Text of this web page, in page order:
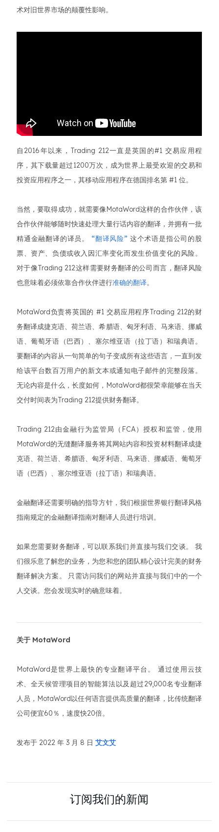
术对旧世界市场的颠覆性影响。
自2016年以来，Trading 212一直是英国的#1 交易应用程
序，其下载量超过1200万次，成为世界上最受欢迎的交易和
投资应用程序之一，其移动应用程序在德国排名第 #1 位。
当然，要取得成功，就需要像MotaWord这样的合作伙伴，该
合作伙伴能够随时快速处理大量行话内容的翻译，并拥有一批
精通金融翻译的译员。 “翻译风险” 这个术语是指公司的股
票、资产、负债或收入因汇率变化而发生价值变化的风险。
对于像Trading 212这样需要财务翻译的公司而言，翻译风险
也意味着必须依靠合作伙伴进行准确的翻译。
MotaWord负责将英国的 #1 交易应用程序Trading 212的财
务翻译成捷克语、荷兰语、希腊语、匈牙利语、马来语、挪威
语、葡萄牙语（巴西）、塞尔维亚语（拉丁语）和瑞典语。
要翻译的内容从一句简单的句子变成所有这些语言，一直到发
给该平台数百万用户的新文本或通知电子邮件的完整段落。
无论内容是什么，长度如何，MotaWord都很荣幸能够在当天
交付时间表为Trading 212提供财务翻译。
Trading 212由金融行为监管局（FCA）授权和监管，使用
MotaWord的无缝翻译服务将其网站内容和投资材料翻译成捷
克语、荷兰语、希腊语、匈牙利语、马来语、挪威语、葡萄牙
语（巴西）、塞尔维亚语（拉丁语）和瑞典语。
金融翻译还需要明确的指导方针，我们根据世界银行翻译风格
指南规定的金融翻译指南对翻译人员进行培训。
如果您需要财务翻译，可以联系我们并直接与我们交谈。 我
们很乐意了解您的业务，为您和您的团队精心设计完美的财务
翻译解决方案。 只需访问我们的网站并直接与我们中的一个
人交谈。您会发现实时的确意味着。
关于 MotaWord
MotaWord是世界上最快的专业翻译平台。 通过使用云技
术、全天候管理项目的智能算法以及超过29,000名专业翻译
人员，MotaWord以任何语言提供高质量的翻译，比传统翻译
公司便宜60％，速度快20倍。
发布于 2022 年 3 月 8 日 艾文艾
订阅我们的新闻